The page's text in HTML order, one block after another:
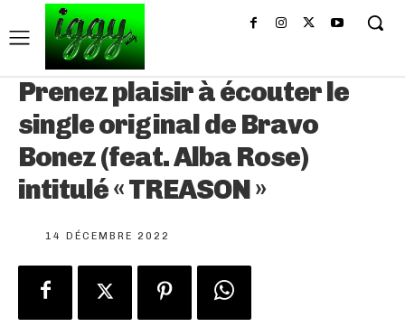
Prenez plaisir à écouter le
single original de Bravo
Bonez (feat. Alba Rose)
intitulé « TREASON »
14 DÉCEMBRE 2022